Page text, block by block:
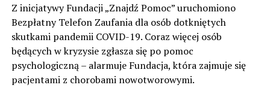
Z inicjatywy Fundacji „Znajdź Pomoc” uruchomiono
Bezpłatny Telefon Zaufania dla osób dotkniętych
skutkami pandemii COVID-19. Coraz więcej osób
będących w kryzysie zgłasza się po pomoc
psychologiczną – alarmuje Fundacja, która zajmuje się
pacjentami z chorobami nowotworowymi.